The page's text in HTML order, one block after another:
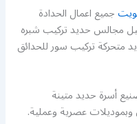
جميع اعمال الحدادة
مجالس حديد تركيب شبره
متحركة تركيب سور للحدائق
أسرة حديد متينة
وبموديلات عصرية وعملية.